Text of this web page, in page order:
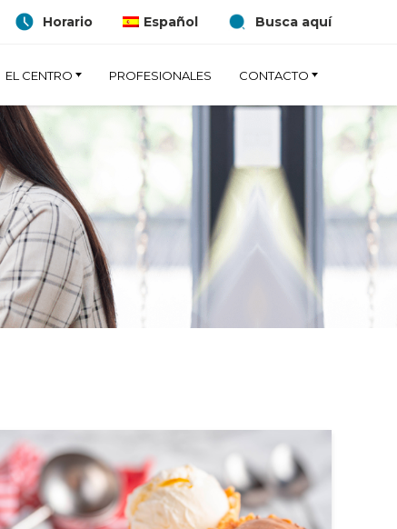
Horario Español Busca aquí
EL CENTRO PROFESIONALES CONTACTO